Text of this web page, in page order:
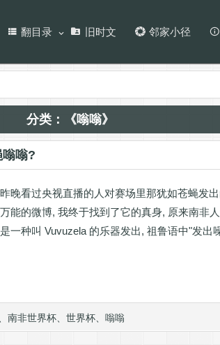
翻目录 旧时文 邻家小径
分类：《嗡嗡》
嗡?
晚看过央视直播的人对赛场里那犹如苍蝇发
能的微博, 我终于找到了它的真身, 原来南非
一种叫 Vuvuzela 的乐器发出, 祖鲁语中"发出
南非世界杯 世界杯 嗡嗡